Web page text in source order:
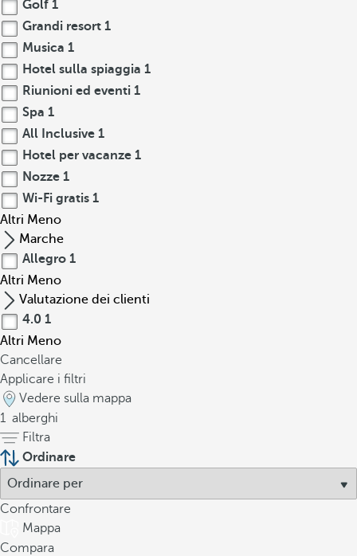
Golf 1
Grandi resort 1
Musica 1
Hotel sulla spiaggia 1
Riunioni ed eventi 1
Spa 1
All Inclusive 1
Hotel per vacanze 1
Nozze 1
Wi-Fi gratis 1
Altri Meno
Marche
Allegro 1
Altri Meno
Valutazione dei clienti
4.0 1
Altri Meno
Cancellare
Applicare i filtri
Vedere sulla mappa
1 alberghi
Filtra
Ordinare
Confrontare
Mappa
Compara